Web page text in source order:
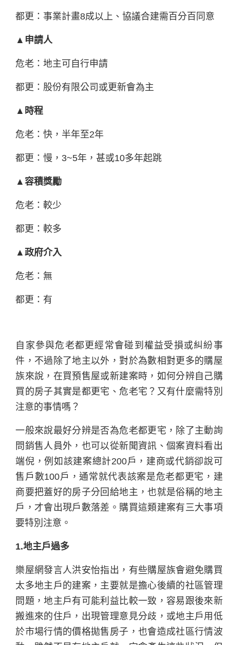
都更：事業計畫8成以上、協議合建需百分百同意
▲申請人
危老：地主可自行申請
都更：股份有限公司或更新會為主
▲時程
危老：快，半年至2年
都更：慢，3~5年，甚或10多年起跳
▲容積獎勵
危老：較少
都更：較多
▲政府介入
危老：無
都更：有
自家參與危老都更經常會碰到權益受損或糾紛事
件，不過除了地主以外，對於為數相對更多的購屋
族來說，在買預售屋或新建案時，如何分辨自己購
買的房子其實是都更宅、危老宅？又有什麼需特別
注意的事情嗎？
一般來說最好分辨是否為危老都更宅，除了主動詢
問銷售人員外，也可以從新聞資訊、個案資料看出
端倪，例如該建案總計200戶，建商或代銷卻說可
售戶數100戶，通常就代表該案是危老都更宅，建
商要把蓋好的房子分回給地主，也就是俗稱的地主
戶，才會出現戶數落差。購買這類建案有三大事項
要特別注意。
1.地主戶過多
樂屋網發言人洪安怡指出，有些購屋族會避免購買
太多地主戶的建案，主要就是擔心後續的社區管理
問題，地主戶有可能利益比較一致，容易跟後來新
搬進來的住戶，出現管理意見分歧，或地主戶用低
於市場行情的價格拋售房子，也會造成社區行情波